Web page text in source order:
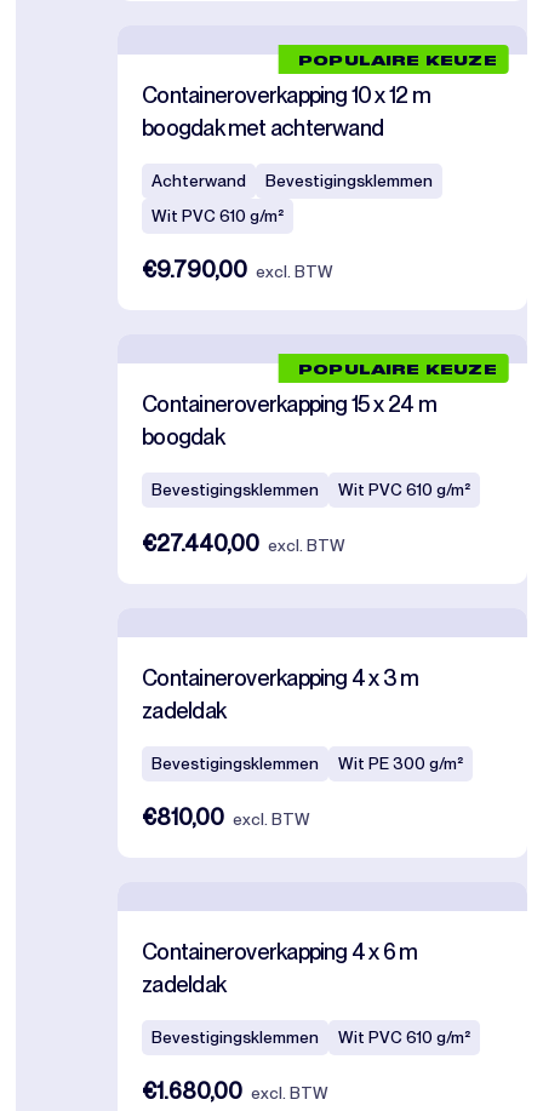
POPULAIRE KEUZE
Containeroverkapping 10 x 12 m
boogdak met achterwand
Achterwand
Bevestigingsklemmen
Wit PVC 610 g/m²
€9.790,00 excl. BTW
POPULAIRE KEUZE
Containeroverkapping 15 x 24 m
boogdak
Bevestigingsklemmen Wit PVC 610 g/m²
€27.440,00 excl. BTW
Containeroverkapping 4 x 3 m
zadeldak
Bevestigingsklemmen Wit PE 300 g/m²
€810,00 excl. BTW
Containeroverkapping 4 x 6 m
zadeldak
Bevestigingsklemmen Wit PVC 610 g/m²
€1.680,00 excl. BTW